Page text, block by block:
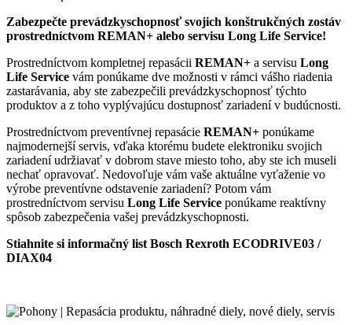
Zabezpečte prevádzkyschopnosť svojich konštrukčných zostáv
prostredníctvom REMAN+ alebo servisu Long Life Service!
Prostredníctvom kompletnej repasácii REMAN+ a servisu Long
Life Service vám ponúkame dve možnosti v rámci vášho riadenia
zastarávania, aby ste zabezpečili prevádzkyschopnosť týchto
produktov a z toho vyplývajúcu dostupnosť zariadení v budúcnosti.
Prostredníctvom preventívnej repasácie REMAN+ ponúkame
najmodernejší servis, vďaka ktorému budete elektroniku svojich
zariadení udržiavať v dobrom stave miesto toho, aby ste ich museli
nechať opravovať. Nedovoľuje vám vaše aktuálne vyťaženie vo
výrobe preventívne odstavenie zariadení? Potom vám
prostredníctvom servisu Long Life Service ponúkame reaktívny
spôsob zabezpečenia vašej prevádzkyschopnosti.
Stiahnite si informačný list Bosch Rexroth ECODRIVE03 /
DIAX04